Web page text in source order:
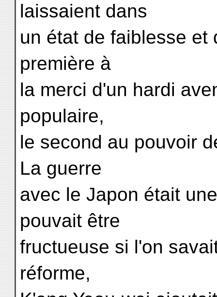
laissaient dans
un état de faiblesse et
première à
la merci d'un hardi
populaire,
le second au pouvoir
La guerre
avec le Japon était
pouvait être
fructueuse si l'on
réforme,